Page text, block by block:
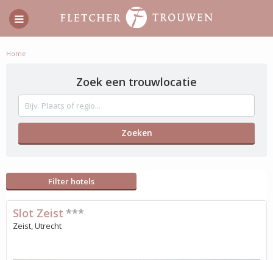
Home
Zoek een trouwlocatie
Filter hotels
Slot Zeist ***
Zeist, Utrecht